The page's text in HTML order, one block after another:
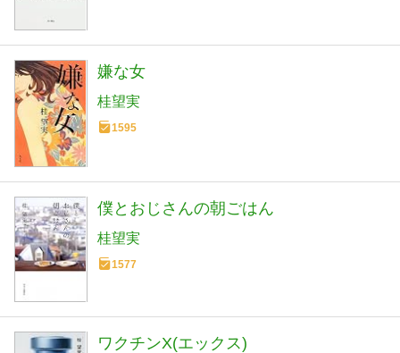
嫌な女
桂望実
1595
僕とおじさんの朝ごはん
桂望実
1577
ワクチンX(エックス)